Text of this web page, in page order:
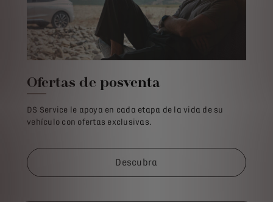
Ofertas de posventa
DS Service le apoya en cada etapa de la vida de su
vehículo con ofertas exclusivas.
Descubra